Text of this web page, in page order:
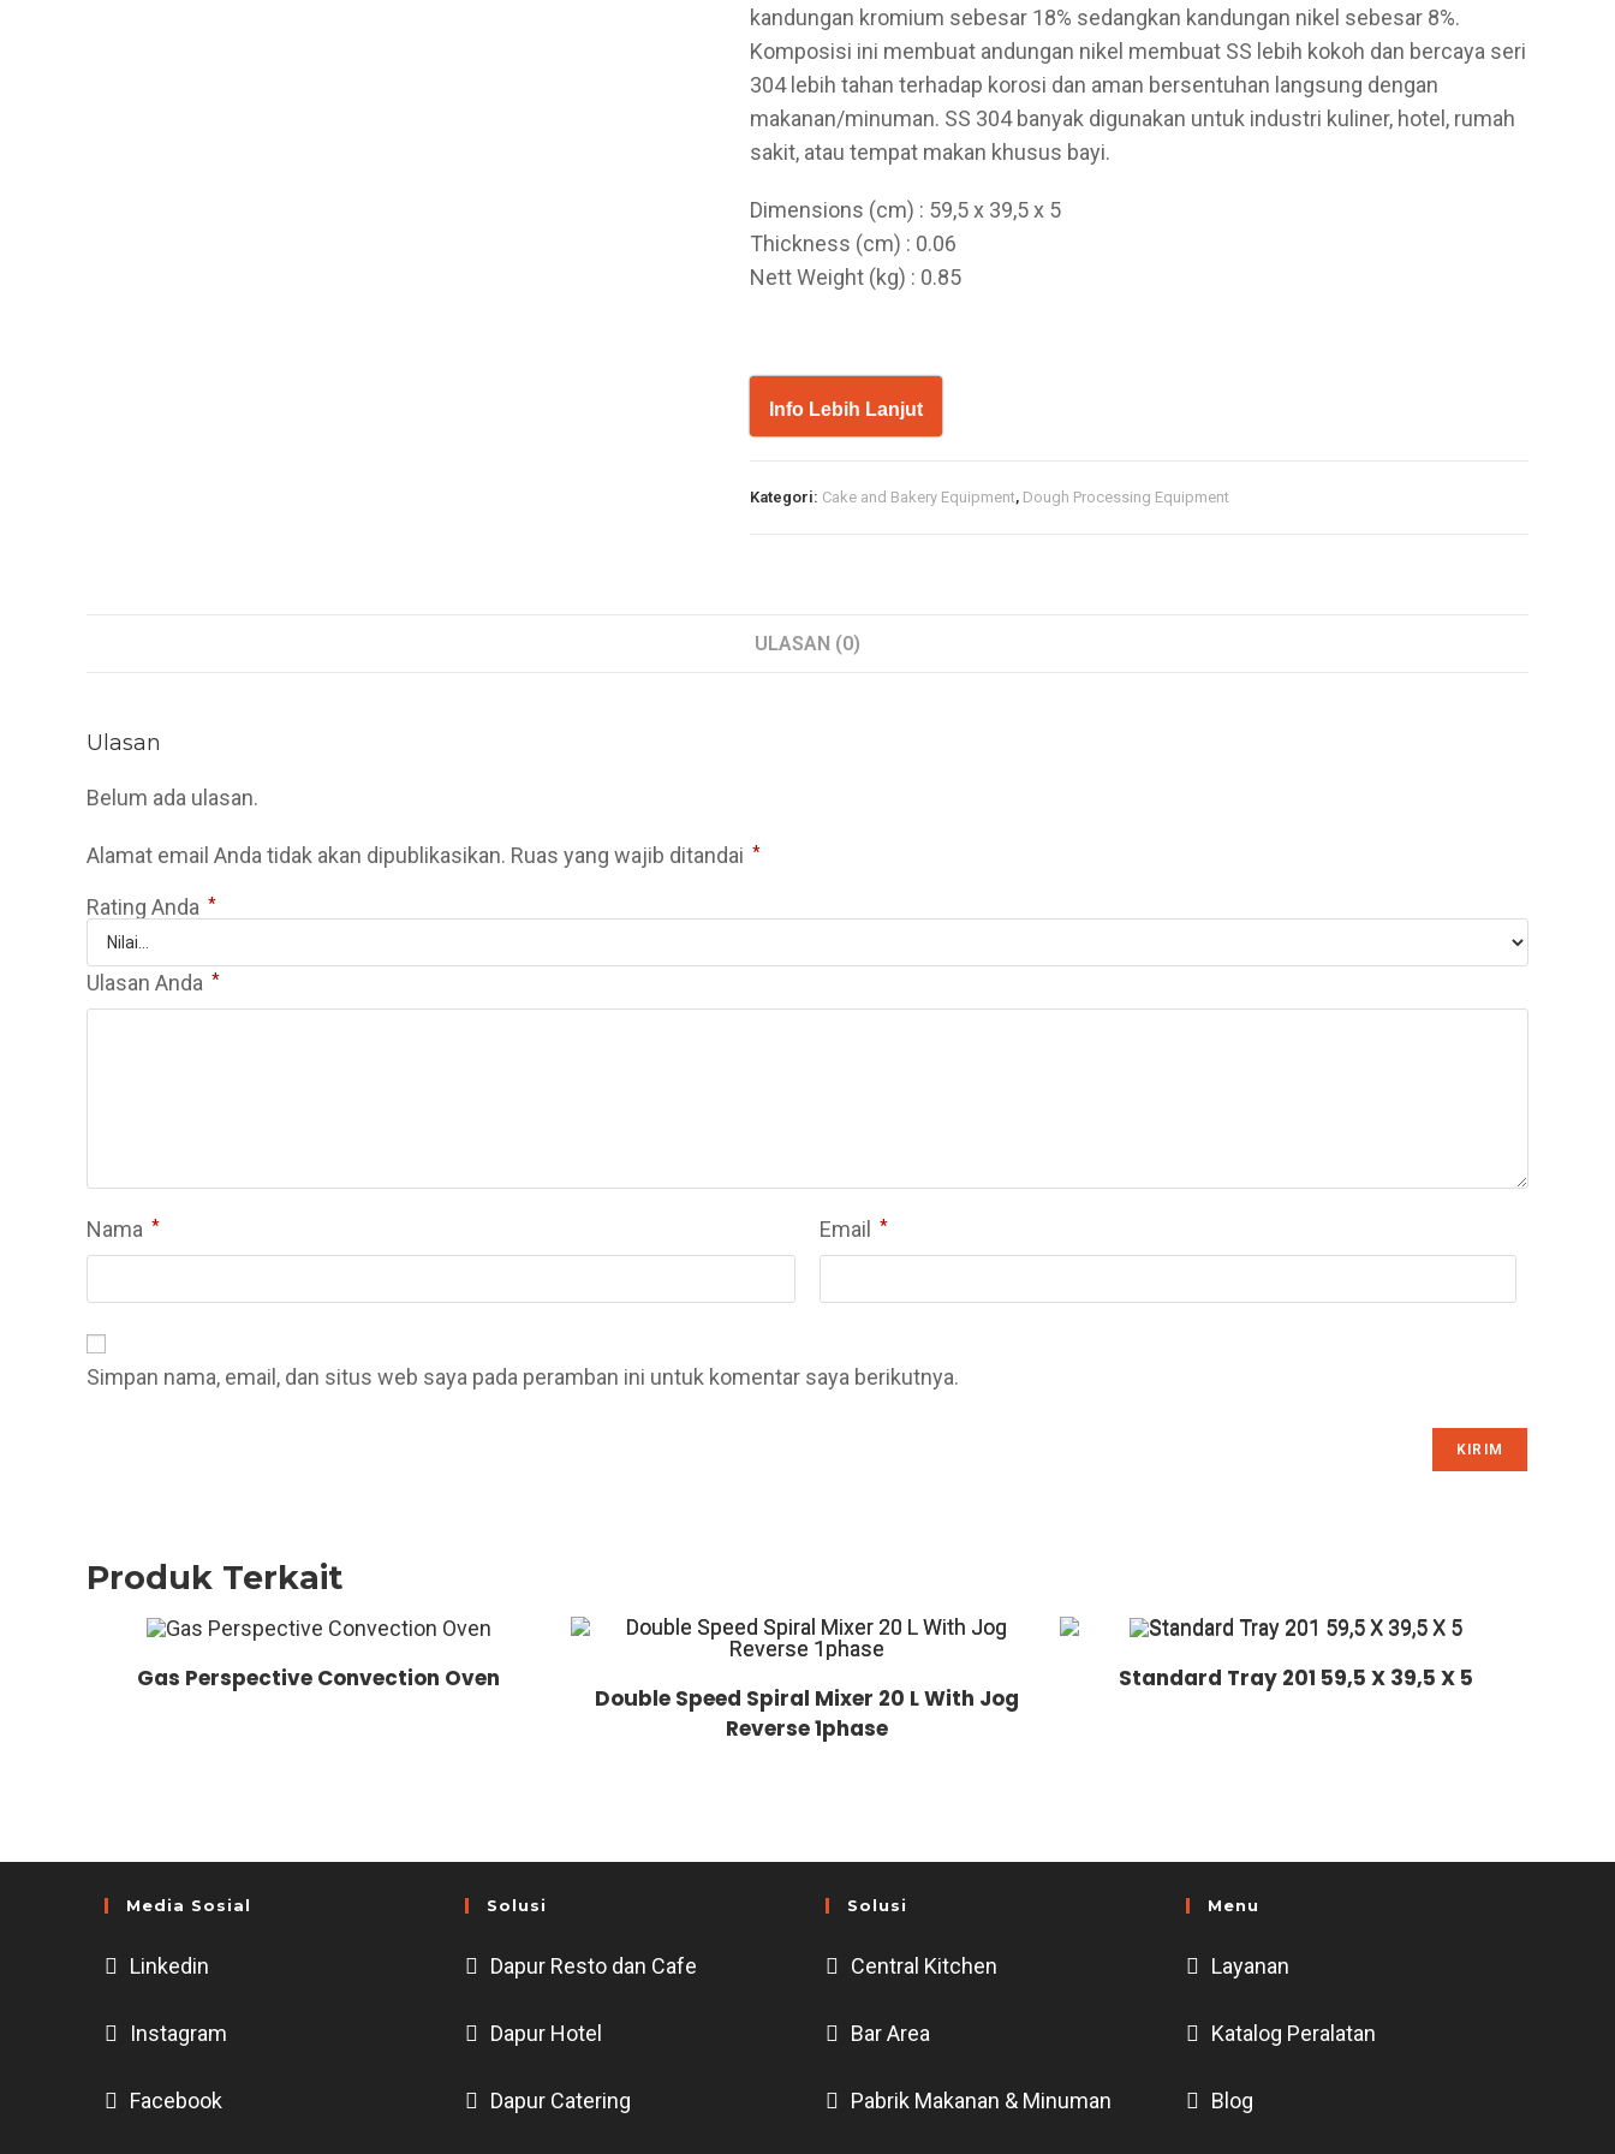
kandungan kromium sebesar 18% sedangkan kandungan nikel sebesar 8%.
Komposisi ini membuat andungan nikel membuat SS lebih kokoh dan bercaya seri
304 lebih tahan terhadap korosi dan aman bersentuhan langsung dengan
makanan/minuman. SS 304 banyak digunakan untuk industri kuliner, hotel, rumah
sakit, atau tempat makan khusus bayi.
Dimensions (cm) : 59,5 x 39,5 x 5
Thickness (cm) : 0.06
Nett Weight (kg) : 0.85
Info Lebih Lanjut
Kategori: Cake and Bakery Equipment, Dough Processing Equipment
ULASAN (0)
Ulasan
Belum ada ulasan.
Alamat email Anda tidak akan dipublikasikan. Ruas yang wajib ditandai *
Rating Anda *
Ulasan Anda *
Nama * Email *
Simpan nama, email, dan situs web saya pada peramban ini untuk komentar saya berikutnya.
Produk Terkait
Gas Perspective Convection Oven
Double Speed Spiral Mixer 20 L With Jog
Reverse 1phase
Standard Tray 201 59,5 X 39,5 X 5
Media Sosial
Linkedin
Instagram
Facebook
Solusi
Dapur Resto dan Cafe
Dapur Hotel
Dapur Catering
Solusi
Central Kitchen
Bar Area
Pabrik Makanan & Minuman
Menu
Layanan
Katalog Peralatan
Blog